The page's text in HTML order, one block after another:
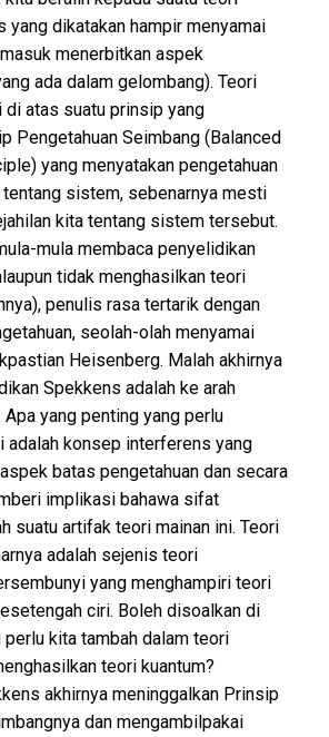
yang dikatakan hampir menyamai
menerbitkan aspek
ada dalam gelombang). Teori
atas suatu prinsip yang
Pengetahuan Seimbang (Balanced
yang menyatakan pengetahuan
sistem, sebenarnya mesti
kita tentang sistem tersebut.
mula membaca penyelidikan
tidak menghasilkan teori
penulis rasa tertarik dengan
seolah-olah menyamai
Heisenberg. Malah akhirnya
Spekkens adalah ke arah
yang penting yang perlu
adalah konsep interferens yang
batas pengetahuan dan secara
implikasi bahawa sifat
suatu artifak teori mainan ini. Teori
adalah sejenis teori
yang menghampiri teori
ciri. Boleh disoalkan di
perlu kita tambah dalam teori
teori kuantum?
akhirnya meninggalkan Prinsip
dan mengambilpakai